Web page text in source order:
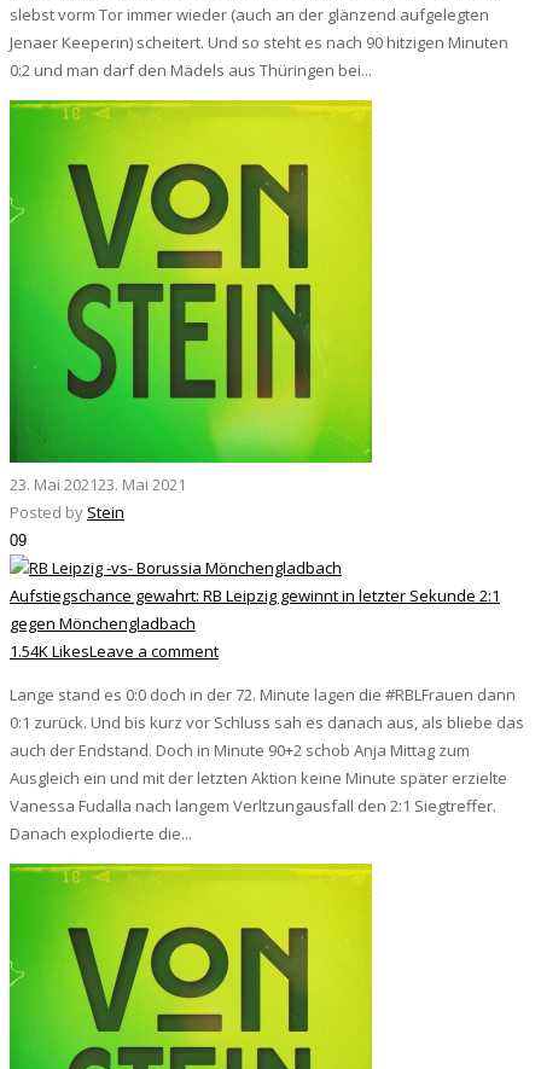
slebst vorm Tor immer wieder (auch an der glänzend aufgelegten
Jenaer Keeperin) scheitert. Und so steht es nach 90 hitzigen Minuten
0:2 und man darf den Mädels aus Thüringen bei...
23. Mai 202123. Mai 2021
Posted by Stein
09
Aufstiegschance gewahrt: RB Leipzig gewinnt in letzter Sekunde 2:1
gegen Mönchengladbach
1.54K LikesLeave a comment
Lange stand es 0:0 doch in der 72. Minute lagen die #RBLFrauen dann
0:1 zurück. Und bis kurz vor Schluss sah es danach aus, als bliebe das
auch der Endstand. Doch in Minute 90+2 schob Anja Mittag zum
Ausgleich ein und mit der letzten Aktion keine Minute später erzielte
Vanessa Fudalla nach langem Verltzungausfall den 2:1 Siegtreffer.
Danach explodierte die...